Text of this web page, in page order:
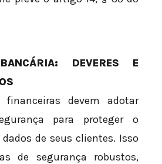
DEVERES E
devem adotar
para proteger o
de seus clientes. Isso
de segurança robustos,